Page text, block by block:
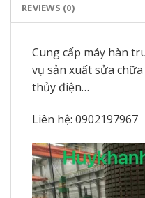
REVIEWS (0)
Cung cấp máy hàn
vụ sản xuất sửa
thủy điện…
Liên hệ: 0902197967